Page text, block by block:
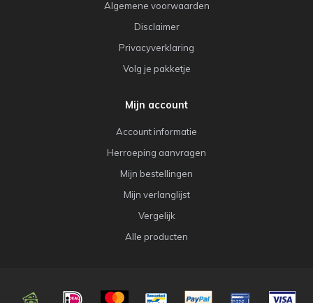
Algemene voorwaarden
Disclaimer
Privacyverklaring
Volg je pakketje
Mijn account
Account informatie
Herroeping aanvragen
Mijn bestellingen
Mijn verlanglijst
Vergelijk
Alle producten